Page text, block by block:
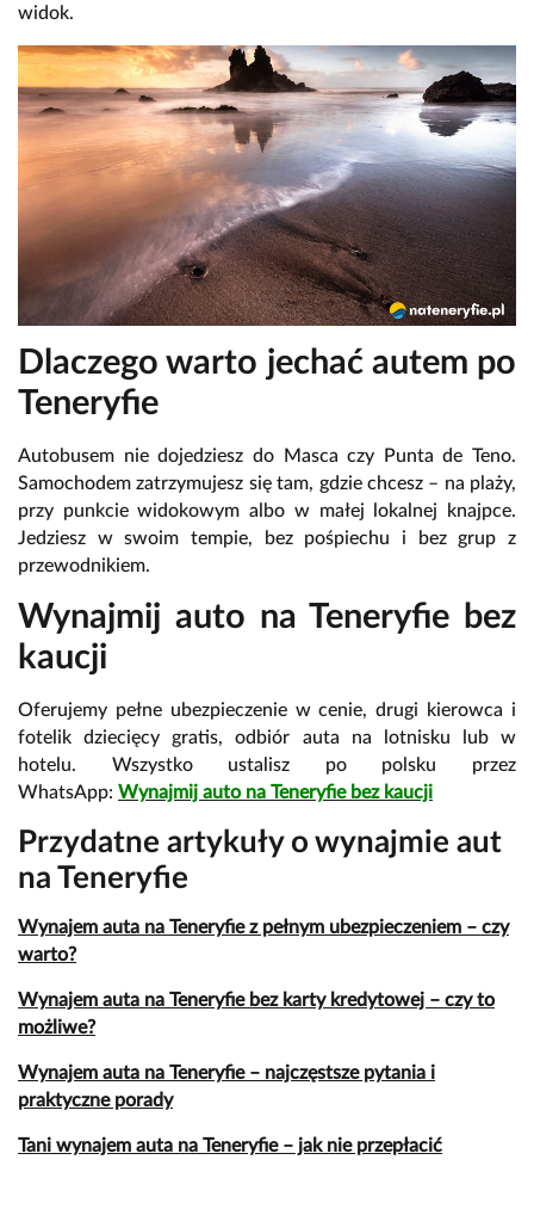
widok.
Dlaczego warto jechać autem po
Teneryfie
Autobusem nie dojedziesz do Masca czy Punta de Teno.
Samochodem zatrzymujesz się tam, gdzie chcesz – na plaży,
przy punkcie widokowym albo w małej lokalnej knajpce.
Jedziesz w swoim tempie, bez pośpiechu i bez grup z
przewodnikiem.
Wynajmij auto na Teneryfie bez
kaucji
Oferujemy pełne ubezpieczenie w cenie, drugi kierowca i
fotelik dziecięcy gratis, odbiór auta na lotnisku lub w
hotelu. Wszystko ustalisz po polsku przez
WhatsApp: Wynajmij auto na Teneryfie bez kaucji
Przydatne artykuły o wynajmie aut
na Teneryfie
Wynajem auta na Teneryfie z pełnym ubezpieczeniem – czy
warto?
Wynajem auta na Teneryfie bez karty kredytowej – czy to
możliwe?
Wynajem auta na Teneryfie – najczęstsze pytania i
praktyczne porady
Tani wynajem auta na Teneryfie – jak nie przepłacić